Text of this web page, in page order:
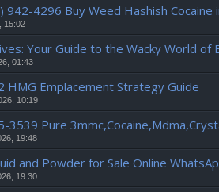
4296 Buy Weed Hashish Cocaine
15:02
Your Guide to the Wacky World of
01:43
HMG Emplacement Strategy Guide
10:19
3539 Pure
19:48
and Powder for Sale Online
19:30